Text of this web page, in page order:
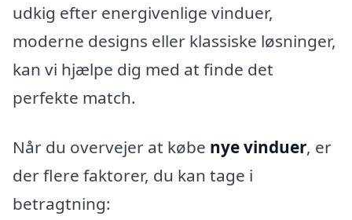
udkig efter energivenlige vinduer,
moderne designs eller klassiske løsninger,
kan vi hjælpe dig med at finde det
perfekte match.
Når du overvejer at købe nye vinduer, er
der flere faktorer, du kan tage i
betragtning: